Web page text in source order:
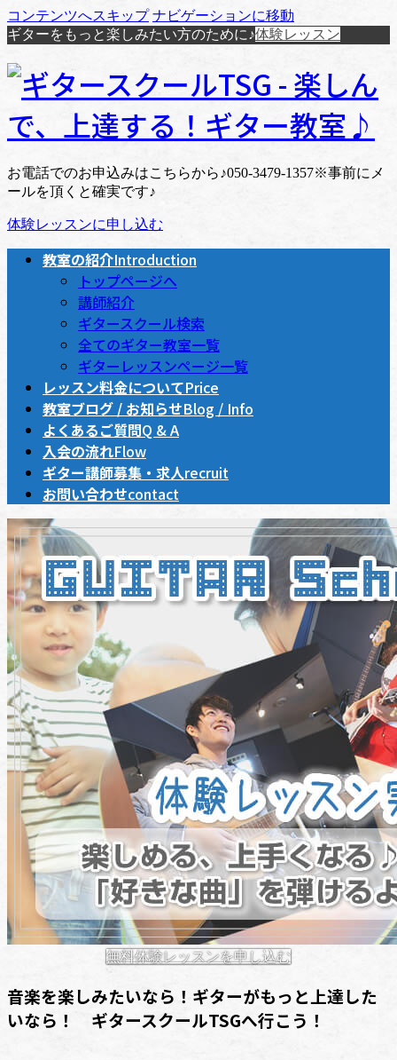
コンテンツへスキップ ナビゲーションに移動
ギターをもっと楽しみたい方のために♪体験レッスン
お電話でのお申込みはこちらから♪050-3479-1357※事前にメ
ールを頂くと確実です♪
体験レッスンに申し込む
教室の紹介Introduction
トップページへ
講師紹介
ギタースクール検索
全てのギター教室一覧
ギターレッスンページ一覧
レッスン料金についてPrice
教室ブログ / お知らせBlog / Info
よくあるご質問Q & A
入会の流れFlow
ギター講師募集・求人recruit
お問い合わせcontact
無料体験レッスンを申し込む
音楽を楽しみたいなら！ギターがもっと上達した
いなら！ ギタースクールTSGへ行こう！